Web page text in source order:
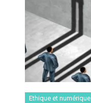
Ethique et numérique